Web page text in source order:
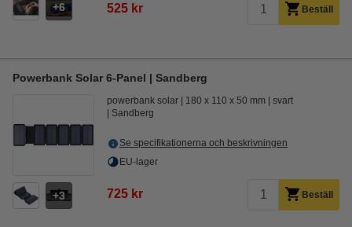
6 525 kr Beställ
Powerbank Solar 6-Panel | Sandberg
3
powerbank solar 180 x 110 x 50 mm
svart
Sandberg
Se specifikationerna och beskrivningen
EU-lager
725 kr Beställ